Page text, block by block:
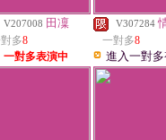
V207008 田凜
多8
一對多表演中
V307284
一對多8
進入一對